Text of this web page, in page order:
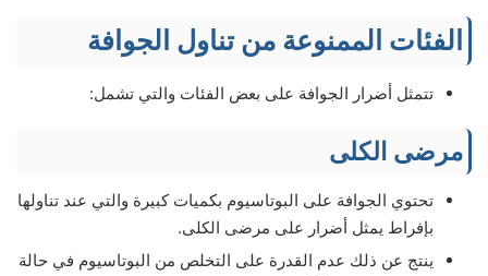
الفئات الممنوعة من تناول الجوافة
تتمثل أضرار الجوافة على بعض الفئات والتي تشمل:
مرضى الكلى
تحتوي الجوافة على البوتاسيوم بكميات كبيرة والتي عند تناولها
بإفراط يمثل أضرار على مرضى الكلى.
ينتج عن ذلك عدم القدرة على التخلص من البوتاسيوم في حالة